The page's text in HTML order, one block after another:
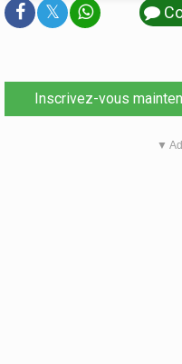
𝕏
Inscrivez-vous
▼